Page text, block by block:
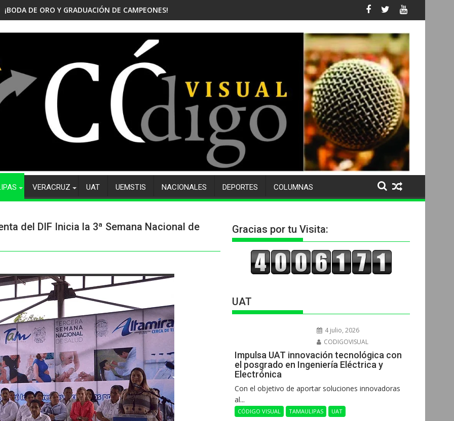
¡BODA DE ORO Y GRADUACIÓN DE CAMPEONES! CELEBRA EL CBTis No. 105 SU 50 ANIVERSARIO Y DESPIDE A MÁS DE 500
VERACRUZ UAT UEMSTIS NACIONALES DEPORTES COLUMNAS
del DIF Inicia la 3ª Semana Nacional de
Gracias por tu Visita:
UAT
4 julio, 2026
CODIGOVISUAL
Impulsa UAT innovación tecnológica con
el posgrado en Ingeniería Eléctrica y
Electrónica
Con el objetivo de aportar soluciones innovadoras
al...
CÓDIGO VISUAL TAMAULIPAS UAT